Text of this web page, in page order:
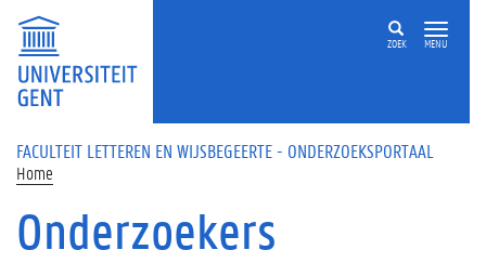
Overslaan en naar de inhoud gaan
ZOEK MENU
FACULTEIT LETTEREN EN WIJSBEGEERTE - ONDERZOEKSPORTAAL
Home
Onderzoekers